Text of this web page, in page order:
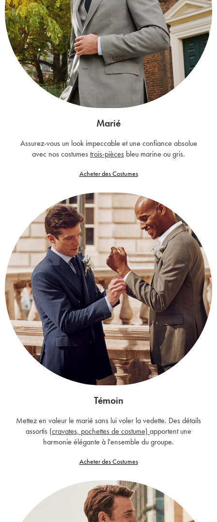
Marié
Assurez-vous un look impeccable et une confiance absolue
avec nos costumes trois-pièces bleu marine ou gris.
Acheter des Costumes
Témoin
Mettez en valeur le marié sans lui voler la vedette. Des détails
assortis (cravates, pochettes de costume) apportent une
harmonie élégante à l'ensemble du groupe.
Acheter des Costumes